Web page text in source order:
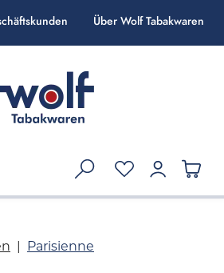
Über Wolf Tabakwaren
Parisienne